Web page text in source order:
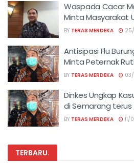
Waspada Cacar
Minta Masyarakat
BY TERAS MERDEKA
Antisipasi Flu
Minta Peternak
BY TERAS MERDEKA
Dinkes Ungkap
di Semarang terus
BY TERAS MERDEKA 11/
TERBARU.